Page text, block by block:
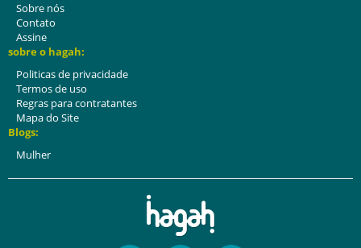
Sobre nós
Contato
Assine
sobre o hagah:
Politicas de privacidade
Termos de uso
Regras para contratantes
Mapa do Site
Blogs:
Mulher